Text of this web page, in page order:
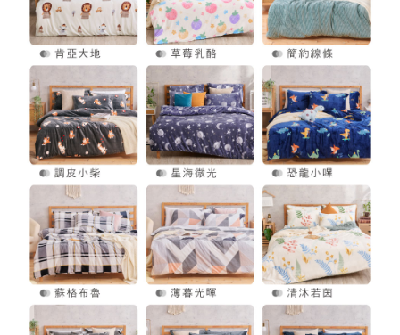
３．未成年的使用者請事先徵得法定代理人或監護人之同意方可使用
「AFTEE先享後付」，若未經同意申辦者引起之損失，本公司不負相關責
任。
４．使用「AFTEE先享後付」時，將依據個別帳號之用戶狀況，依本公司即
時審查核予不同之上限額度；若仍有額度不足之情形，本公司將視審查結果
請求用戶進行身份認證。
５．嚴禁一人註冊多個帳號或使用他人資訊註冊。若發現惡意使用之情形，
恩沛科技股份有限公司將有權停止該用戶之使用額度並採取法律行動。